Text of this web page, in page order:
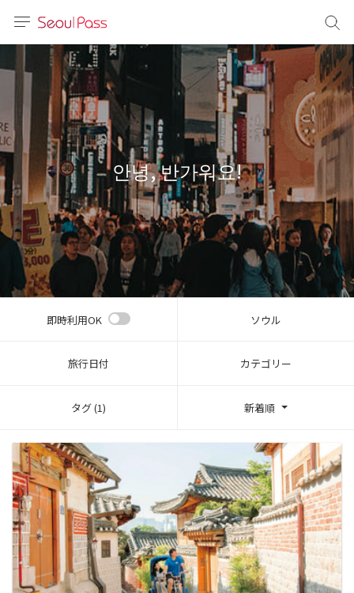
体)
文 (台灣)
안녕, 반가워요!
即時利用OK ソウル
旅行日付 カテゴリー
タグ (1) 新着順